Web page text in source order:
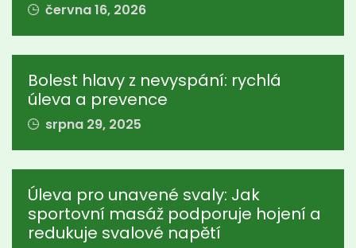
června 16, 2026
Bolest hlavy z nevyspání: rychlá
úleva a prevence
srpna 29, 2025
Úleva pro unavené svaly: Jak
sportovní masáž podporuje hojení a
redukuje svalové napětí